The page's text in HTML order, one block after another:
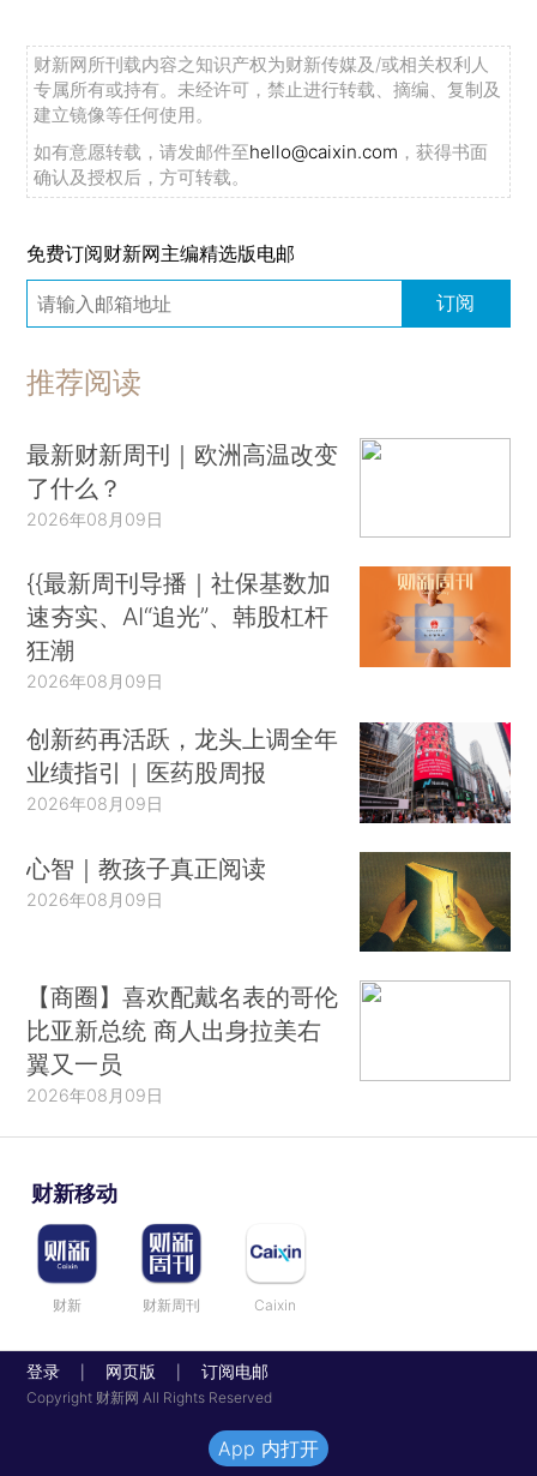
财新网所刊载内容之知识产权为财新传媒及/或相关权利人
专属所有或持有。未经许可，禁止进行转载、摘编、复制及
建立镜像等任何使用。
如有意愿转载，请发邮件至hello@caixin.com ，获得书面
确认及授权后，方可转载。
免费订阅财新网主编精选版电邮
订阅
推荐阅读
最新财新周刊｜欧洲高温改变
了什么？
2026年08月09日
{{最新周刊导播｜社保基数加
速夯实、AI“追光”、韩股杠杆
狂潮
2026年08月09日
创新药再活跃，龙头上调全年
业绩指引｜医药股周报
2026年08月09日
心智｜教孩子真正阅读
2026年08月09日
【商圈】喜欢配戴名表的哥伦
比亚新总统 商人出身拉美右
翼又一员
2026年08月09日
财新移动
财新 财新周刊 Caixin
登录 网页版 订阅电邮
Copyright 财新网 All Rights Reserved
App 内打开